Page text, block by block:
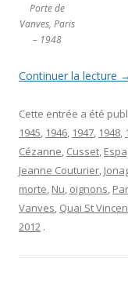
Porte de
Vanves, Paris
– 1948
Continuer la lecture →
Cette entrée a été
1945, 1946, 1947, 1948,
Cézanne, Cusset,
Jeanne Couturier,
morte, Nu, oignons,
Vanves, Quai St
2012 .